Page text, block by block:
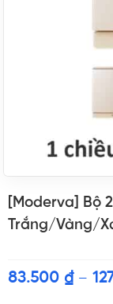
[Moderva] Bộ
Trắng/Vàng/
83.500 ₫–